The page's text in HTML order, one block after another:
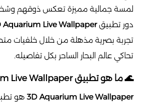
لمسة جمالية مميزة تعكس ذوقهم
دور تطبيقAquarium Live Wallpaper
تجربة بصرية مذهلة من خلال خلفيات
تحاكي عالم البحار الساحر بكل تفاصيله.
🌊 ما هو تطبيق 3D Aquarium Live Wallpaper؟
3D Aquarium Live Wallpaper هو